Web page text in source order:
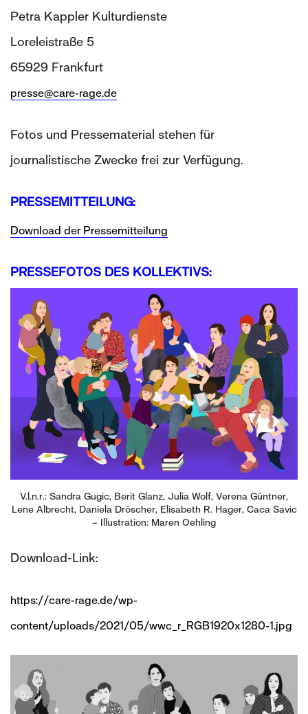
Petra Kappler Kulturdienste
Loreleistraße 5
65929 Frankfurt
presse@care-rage.de
Fotos und Pressematerial stehen für
journalistische Zwecke frei zur Verfügung.
PRESSEMITTEILUNG:
Download der Pressemitteilung
PRESSEFOTOS DES KOLLEKTIVS:
V.l.n.r.: Sandra Gugic, Berit Glanz, Julia Wolf, Verena Güntner,
Lene Albrecht, Daniela Dröscher, Elisabeth R. Hager, Caca Savic
– Illustration: Maren Oehling
Download-Link:
https://care-rage.de/wp-
content/uploads/2021/05/wwc_r_RGB1920x1280-1.jpg